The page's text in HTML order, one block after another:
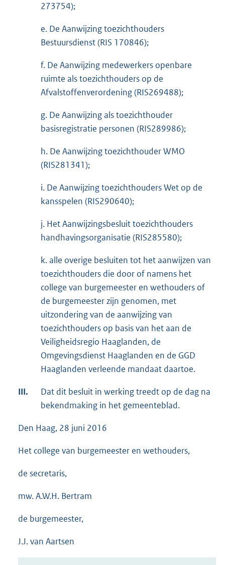
273754);
e. De Aanwijzing toezichthouders
Bestuursdienst (RIS 170846);
f. De Aanwijzing medewerkers openbare
ruimte als toezichthouders op de
Afvalstoffenverordening (RIS269488);
g. De Aanwijzing als toezichthouder
basisregistratie personen (RIS289986);
h. De Aanwijzing toezichthouder WMO
(RIS281341);
i. De Aanwijzing toezichthouders Wet op de
kansspelen (RIS290640);
j. Het Aanwijzingsbesluit toezichthouders
handhavingsorganisatie (RIS285580);
k. alle overige besluiten tot het aanwijzen van
toezichthouders die door of namens het
college van burgemeester en wethouders of
de burgemeester zijn genomen, met
uitzondering van de aanwijzing van
toezichthouders op basis van het aan de
Veiligheidsregio Haaglanden, de
Omgevingsdienst Haaglanden en de GGD
Haaglanden verleende mandaat daartoe.
III.
Dat dit besluit in werking treedt op de dag na
bekendmaking in het gemeenteblad.
Den Haag, 28 juni 2016
Het college van burgemeester en wethouders,
de secretaris,
mw. A.W.H. Bertram
de burgemeester,
J.J. van Aartsen